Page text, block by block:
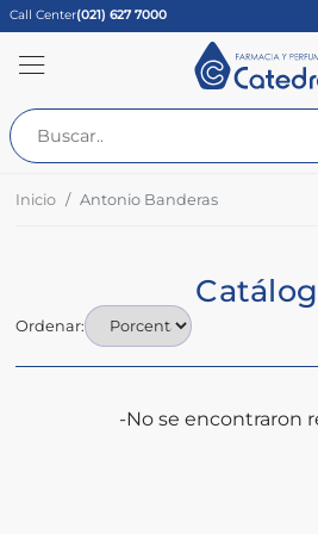
Call Center(021) 627 7000
Inicio Antonio Banderas
Ordenar:
-No se encontraron